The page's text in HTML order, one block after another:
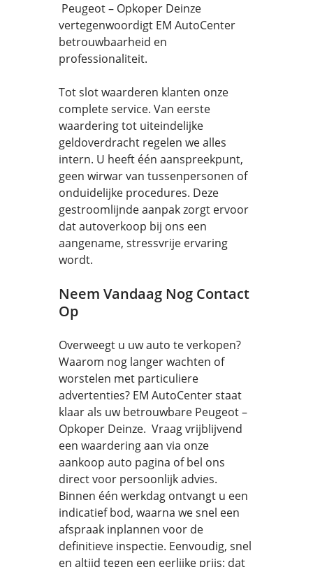
Peugeot – Opkoper Deinze
vertegenwoordigt EM AutoCenter
betrouwbaarheid en
professionaliteit.
Tot slot waarderen klanten onze
complete service. Van eerste
waardering tot uiteindelijke
geldoverdracht regelen we alles
intern. U heeft één aanspreekpunt,
geen wirwar van tussenpersonen of
onduidelijke procedures. Deze
gestroomlijnde aanpak zorgt ervoor
dat autoverkoop bij ons een
aangename, stressvrije ervaring
wordt.
Neem Vandaag Nog Contact
Op
Overweegt u uw auto te verkopen?
Waarom nog langer wachten of
worstelen met particuliere
advertenties? EM AutoCenter staat
klaar als uw betrouwbare Peugeot –
Opkoper Deinze. Vraag vrijblijvend
een waardering aan via onze
aankoop auto pagina of bel ons
direct voor persoonlijk advies.
Binnen één werkdag ontvangt u een
indicatief bod, waarna we snel een
afspraak inplannen voor de
definitieve inspectie. Eenvoudig, snel
en altijd tegen een eerlijke prijs: dat